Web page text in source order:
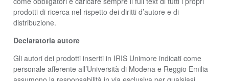
prodotti di ricerca nel rispetto dei diritti d’autore e di
distribuzione.
Declaratoria autore
Gli autori dei prodotti inseriti in IRIS Unimore indicati come
personale afferente all’Università di Modena e Reggio Emilia